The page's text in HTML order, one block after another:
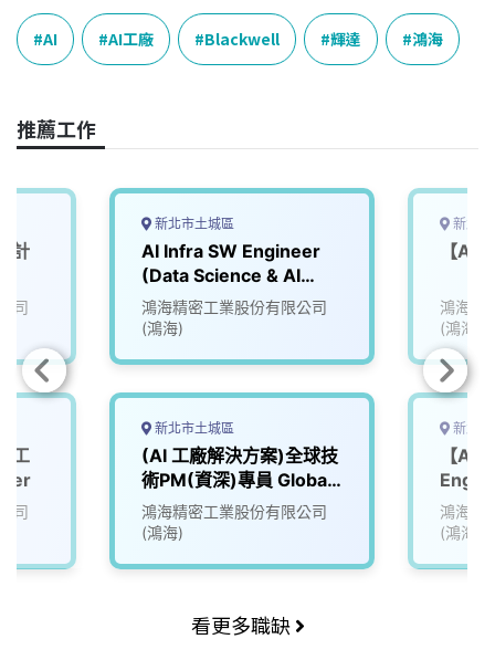
c
e
b
o
k
n
e
n
k
e
n
p
y
L
k
AI AI工廠 Blackwell 輝達 鴻海
推薦工作
計
司
工
司
新北市土城區
AI Infra SW Engineer
(Data Science & AI
Team)
鴻海精密工業股份有限公司
(鴻海)
新北市土城區
(AI 工廠解決方案)全球技
術PM(資深)專員 Global
Technical Program
Manager (AI Factory
鴻海精密工業股份有限公司
(鴻海)
新北
【AI
鴻海精
(鴻海)
新北
【AI
鴻海精
(鴻海)
看更多職缺